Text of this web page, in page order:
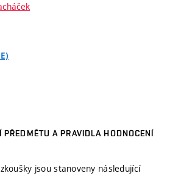
PŘEDMĚTU A PRAVIDLA HODNOCENÍ
jsou stanoveny následující